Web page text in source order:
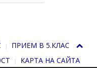
ПРИЕМ В 5.КЛАС
КАРТА НА САЙТА